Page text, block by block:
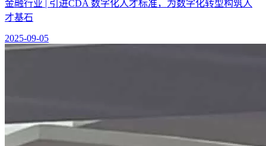
金融行业 | 引进CDA 数字化人才标准，为数字化转型构筑人
才基石
2025-09-05